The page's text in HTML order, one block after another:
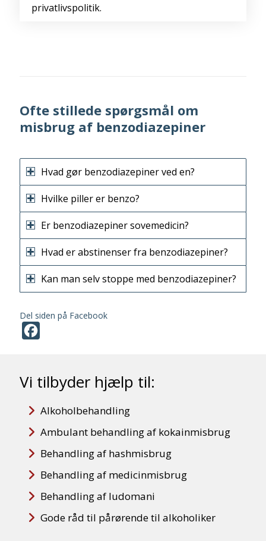
privatlivspolitik.
Ofte stillede spørgsmål om
misbrug af benzodiazepiner
Hvad gør benzodiazepiner ved en?
Hvilke piller er benzo?
Er benzodiazepiner sovemedicin?
Hvad er abstinenser fra benzodiazepiner?
Kan man selv stoppe med benzodiazepiner?
Del siden på Facebook
Vi tilbyder hjælp til:
Alkoholbehandling
Ambulant behandling af kokainmisbrug
Behandling af hashmisbrug
Behandling af medicinmisbrug
Behandling af ludomani
Gode råd til pårørende til alkoholiker